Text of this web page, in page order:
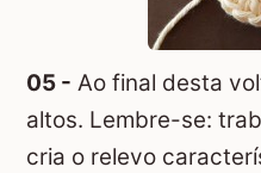
05 - Ao final desta
altos. Lembre-se:
cria o relevo